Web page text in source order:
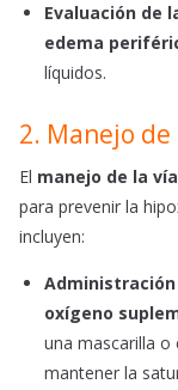
Evaluación de
edema
líquidos.
2. Manejo
El manejo de la
para prevenir la
incluyen:
oxígeno
una mascarilla o
mantener la